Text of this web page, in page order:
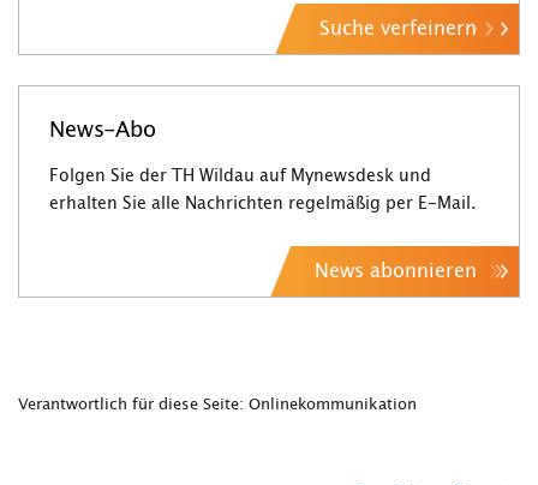
Suche verfeinern
News-Abo
Folgen Sie der TH Wildau auf Mynewsdesk und
erhalten Sie alle Nachrichten regelmäßig per E-Mail.
News abonnieren
Verantwortlich für diese Seite: Onlinekommunikation